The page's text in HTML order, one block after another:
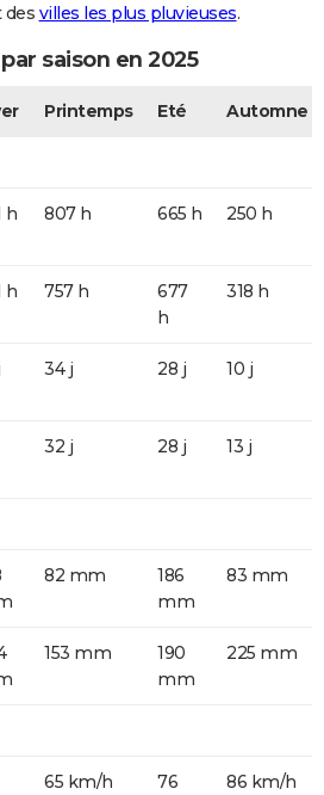
des villes les plus pluvieuses.
saison en 2025
Printemps Eté Automne
h 807 h 665 h 250 h
h 757 h
677
h
318 h
34 j 28 j 10 j
32 j 28 j 13 j
82 mm
186
mm
83 mm
153 mm
190
mm
225 mm
65 km/h
76
86 km/h